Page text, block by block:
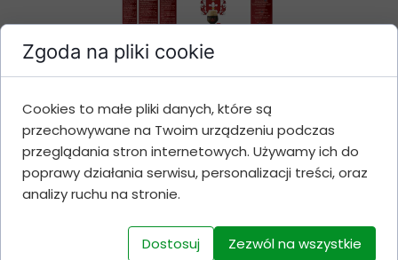
Belgian Christmas Ale
1,7 KG
Cena 52 zł
Zgoda na pliki cookie
Cookies to małe pliki danych, które są
przechowywane na Twoim urządzeniu podczas
przeglądania stron internetowych. Używamy ich do
poprawy działania serwisu, personalizacji treści, oraz
analizy ruchu na stronie.
Dostosuj Zezwól na wszystkie